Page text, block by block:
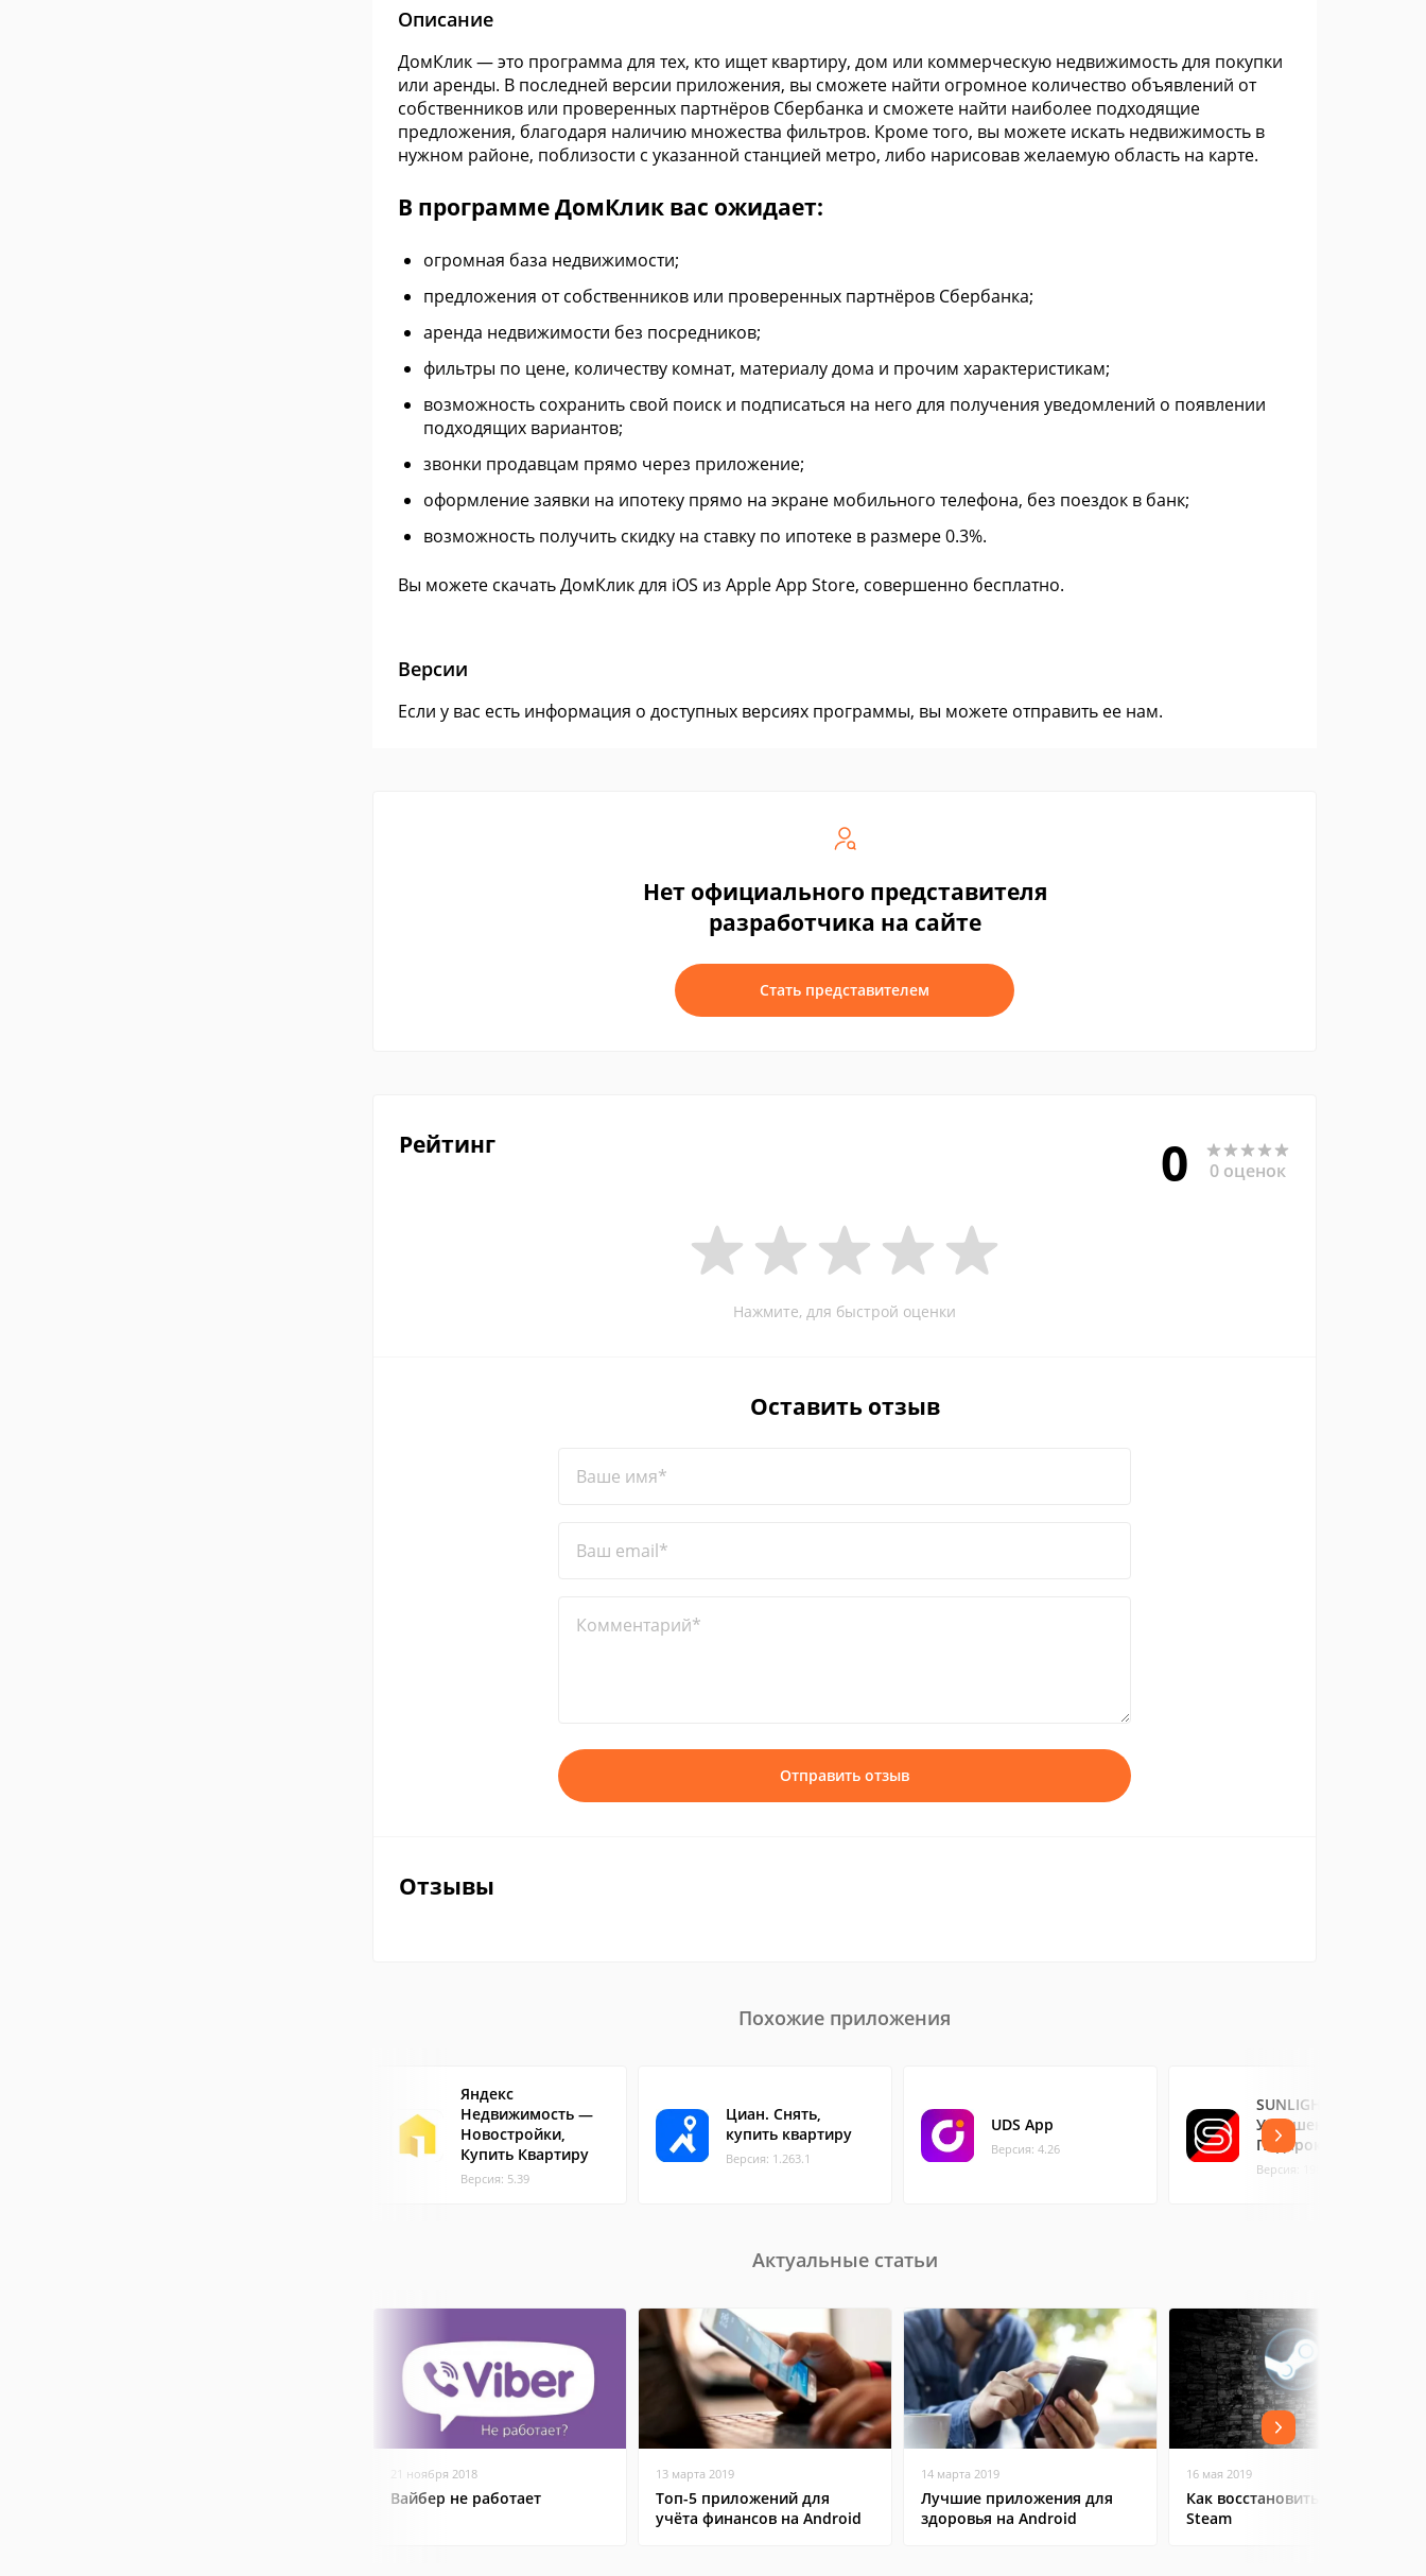
Описание
ДомКлик — это программа для тех, кто ищет квартиру, дом или коммерческую недвижимость для покупки
или аренды. В последней версии приложения, вы сможете найти огромное количество объявлений от
собственников или проверенных партнёров Сбербанка и сможете найти наиболее подходящие
предложения, благодаря наличию множества фильтров. Кроме того, вы можете искать недвижимость в
нужном районе, поблизости с указанной станцией метро, либо нарисовав желаемую область на карте.
В программе ДомКлик вас ожидает:
огромная база недвижимости;
предложения от собственников или проверенных партнёров Сбербанка;
аренда недвижимости без посредников;
фильтры по цене, количеству комнат, материалу дома и прочим характеристикам;
возможность сохранить свой поиск и подписаться на него для получения уведомлений о появлении
подходящих вариантов;
звонки продавцам прямо через приложение;
оформление заявки на ипотеку прямо на экране мобильного телефона, без поездок в банк;
возможность получить скидку на ставку по ипотеке в размере 0.3%.
Вы можете скачать ДомКлик для iOS из Apple App Store, совершенно бесплатно.
Версии
Если у вас есть информация о доступных версиях программы, вы можете отправить ее нам.
Нет официального представителя
разработчика на сайте
Стать представителем
Рейтинг 0 0 оценок
Нажмите, для быстрой оценки
Оставить отзыв
Ваше имя*
Ваш email*
Комментарий*
Отправить отзыв
Отзывы
Похожие приложения
Яндекс
Недвижимость —
Новостройки,
Купить Квартиру
Версия: 5.39
Циан. Снять,
купить квартиру
Версия: 1.263.1
UDS App
Версия: 4.26
SUNLIGHT:
Украшение в
Подарок!
Версия: 198.0
Актуальные статьи
21 ноября 2018
Вайбер не работает
13 марта 2019
Топ-5 приложений для
учёта финансов на Android
14 марта 2019
Лучшие приложения для
здоровья на Android
16 мая 2019
Как восстановить аккаунт в
Steam